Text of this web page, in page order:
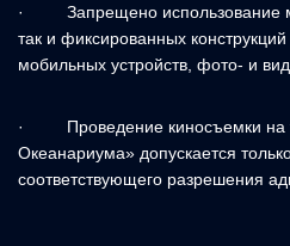
· Запрещено использование
так и фиксированных
мобильных устройств, фото- и
· Проведение киносъемки на
Океанариума» допускается
соответствующего разрешения